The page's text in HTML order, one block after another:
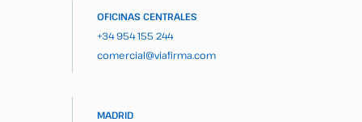
OFICINAS CENTRALES
+34 954 155 244
comercial@viafirma.com
MADRID